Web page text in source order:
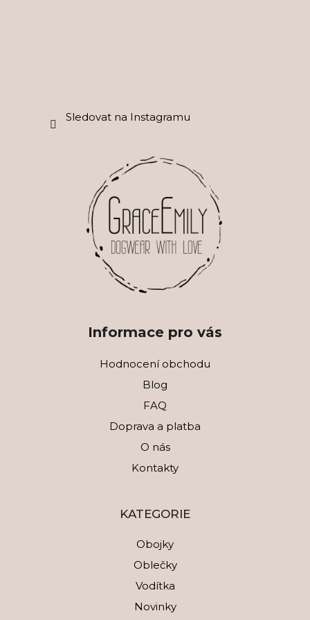
Sledovat na Instagramu
Informace pro vás
Hodnocení obchodu
Blog
FAQ
Doprava a platba
O nás
Kontakty
KATEGORIE
Obojky
Oblečky
Vodítka
Novinky